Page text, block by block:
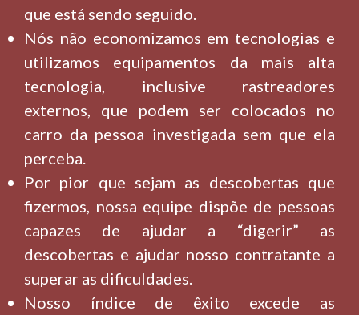
que está sendo seguido.
Nós não economizamos em tecnologias e
utilizamos equipamentos da mais alta
tecnologia, inclusive rastreadores
externos, que podem ser colocados no
carro da pessoa investigada sem que ela
perceba.
Por pior que sejam as descobertas que
fizermos, nossa equipe dispõe de pessoas
capazes de ajudar a “digerir” as
descobertas e ajudar nosso contratante a
superar as dificuldades.
Nosso índice de êxito excede as